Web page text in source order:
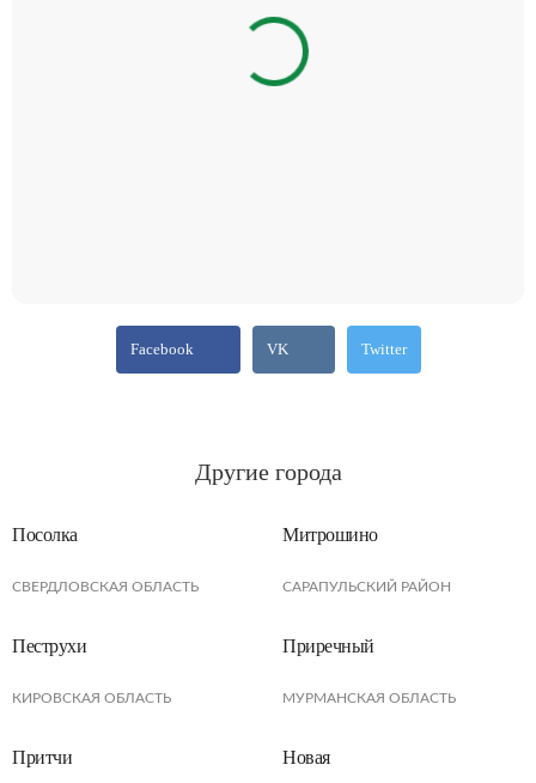
Facebook VK Twitter
Другие города
Посолка
СВЕРДЛОВСКАЯ ОБЛАСТЬ
Митрошино
САРАПУЛЬСКИЙ РАЙОН
Пеструхи
КИРОВСКАЯ ОБЛАСТЬ
Приречный
МУРМАНСКАЯ ОБЛАСТЬ
Притчи Новая